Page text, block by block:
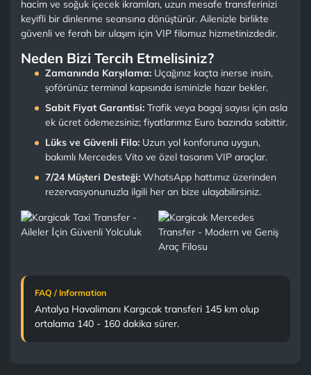
hacim ve soğuk içecek ikramları, uzun mesafe transferinizi
keyifli bir dinlenme seansına dönüştürür. Ailenizle birlikte
güvenli ve ferah bir ulaşım için VIP filomuz hizmetinizdedir.
Neden Bizi Tercih Etmelisiniz?
Zamanında Karşılama: Uçağınız kaçta inerse insin,
şoförünüz terminal kapısında isminizle hazır bekler.
Sabit Fiyat Garantisi: Trafik veya bagaj sayısı için asla
ek ücret ödemezsiniz; fiyatlarımız Euro bazında sabittir.
Lüks ve Güvenli Filo: Uzun yol konforuna uygun,
bakımlı Mercedes Vito ve özel tasarım VIP araçlar.
7/24 Müşteri Desteği: WhatsApp hattımız üzerinden
rezervasyonunuzla ilgili her an bize ulaşabilirsiniz.
FAQ / Information
Antalya Havalimanı Kargıcak transferi 145 km olup
ortalama 140 - 160 dakika sürer.